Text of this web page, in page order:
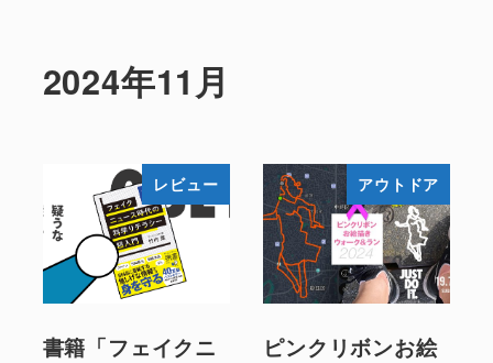
2024年11月
レビュー
書籍「フェイクニ
アウトドア
ピンクリボンお絵